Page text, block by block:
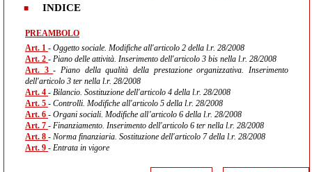
INDICE
PREAMBOLO
Art. 1 - Oggetto sociale. Modifiche all'articolo 2 della l.r. 28/2008
Art. 2 - Piano delle attività. Inserimento dell'articolo 3 bis nella l.r. 28/2008
Art. 3- Piano della qualità della prestazione organizzativa. Inserimento
dell'articolo 3 ter nella l.r. 28/2008
Art. 4 - Bilancio. Sostituzione dell'articolo 4 della l.r. 28/2008
Art. 5 - Controlli. Modifiche all'articolo 5 della l.r. 28/2008
Art. 6 - Organi sociali. Modifiche all’articolo 6 della l.r. 28/2008
Art. 7 - Finanziamento. Inserimento dell'articolo 6 ter nella l.r. 28/2008
Art. 8 - Norma finanziaria. Sostituzione dell'articolo 7 della l.r. 28/2008
Art. 9 - Entrata in vigore